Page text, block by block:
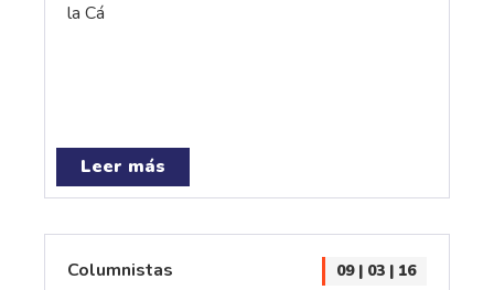
la Cá
Leer más
Columnistas 09 | 03 | 16